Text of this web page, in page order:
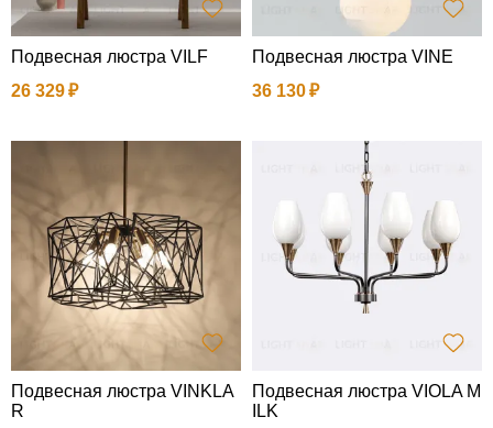
Подвесная люстра VILF
26 329
Подвесная люстра VINE
36 130
Подвесная люстра VINKLA
R
Подвесная люстра VIOLA M
ILK